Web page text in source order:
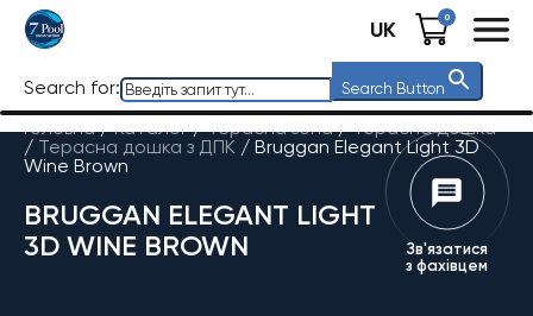
UK 0
Search for: Search Button
Головна / Каталог/Терасна зона/Терасна дошка
/ Терасна дошка з ДПК / Bruggan Elegant Light 3D
Wine Brown
BRUGGAN ELEGANT LIGHT
3D WINE BROWN
Зв'язатися
з фахівцем